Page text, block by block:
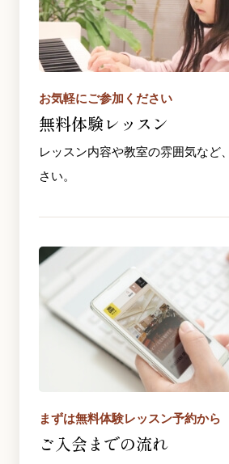
お気軽にご参加ください
無料体験レッスン
レッスン内容や教室の雰囲気など
さい。
まずは無料体験レッスン予約から
ご入会までの流れ